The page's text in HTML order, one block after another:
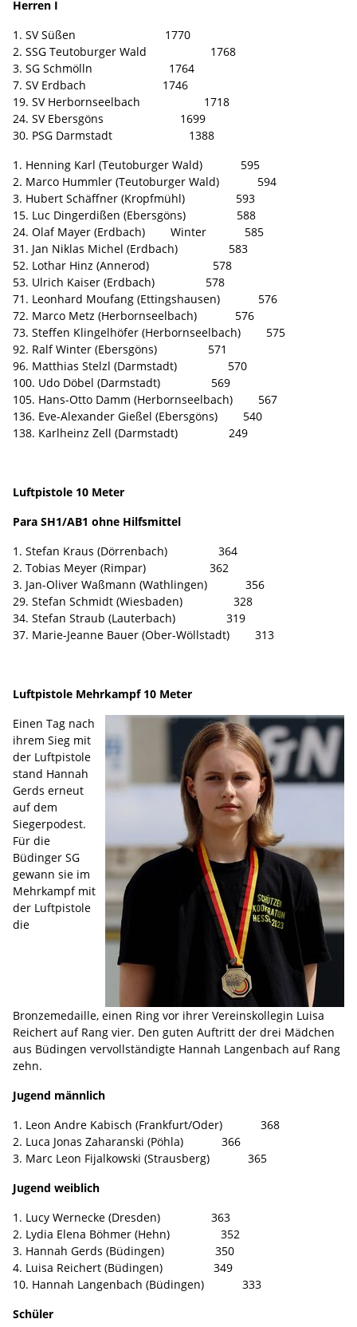
Herren I
1. SV Süßen 1770
2. SSG Teutoburger Wald 1768
3. SG Schmölln 1764
7. SV Erdbach 1746
19. SV Herbornseelbach 1718
24. SV Ebersgöns 1699
30. PSG Darmstadt 1388
1. Henning Karl (Teutoburger Wald) 595
2. Marco Hummler (Teutoburger Wald) 594
3. Hubert Schäffner (Kropfmühl) 593
15. Luc Dingerdißen (Ebersgöns) 588
24. Olaf Mayer (Erdbach) Winter 585
31. Jan Niklas Michel (Erdbach) 583
52. Lothar Hinz (Annerod) 578
53. Ulrich Kaiser (Erdbach) 578
71. Leonhard Moufang (Ettingshausen) 576
72. Marco Metz (Herbornseelbach) 576
73. Steffen Klingelhöfer (Herbornseelbach) 575
92. Ralf Winter (Ebersgöns) 571
96. Matthias Stelzl (Darmstadt) 570
100. Udo Döbel (Darmstadt) 569
105. Hans-Otto Damm (Herbornseelbach) 567
136. Eve-Alexander Gießel (Ebersgöns) 540
138. Karlheinz Zell (Darmstadt) 249
Luftpistole 10 Meter
Para SH1/AB1 ohne Hilfsmittel
1. Stefan Kraus (Dörrenbach) 364
2. Tobias Meyer (Rimpar) 362
3. Jan-Oliver Waßmann (Wathlingen) 356
29. Stefan Schmidt (Wiesbaden) 328
34. Stefan Straub (Lauterbach) 319
37. Marie-Jeanne Bauer (Ober-Wöllstadt) 313
Luftpistole Mehrkampf 10 Meter
Einen Tag nach
ihrem Sieg mit
der Luftpistole
stand Hannah
Gerds erneut
auf dem
Siegerpodest.
Für die
Büdinger SG
gewann sie im
Mehrkampf mit
der Luftpistole
die
Bronzemedaille, einen Ring vor ihrer Vereinskollegin Luisa
Reichert auf Rang vier. Den guten Auftritt der drei Mädchen
aus Büdingen vervollständigte Hannah Langenbach auf Rang
zehn.
Jugend männlich
1. Leon Andre Kabisch (Frankfurt/Oder) 368
2. Luca Jonas Zaharanski (Pöhla) 366
3. Marc Leon Fijalkowski (Strausberg) 365
Jugend weiblich
1. Lucy Wernecke (Dresden) 363
2. Lydia Elena Böhmer (Hehn) 352
3. Hannah Gerds (Büdingen) 350
4. Luisa Reichert (Büdingen) 349
10. Hannah Langenbach (Büdingen) 333
Schüler